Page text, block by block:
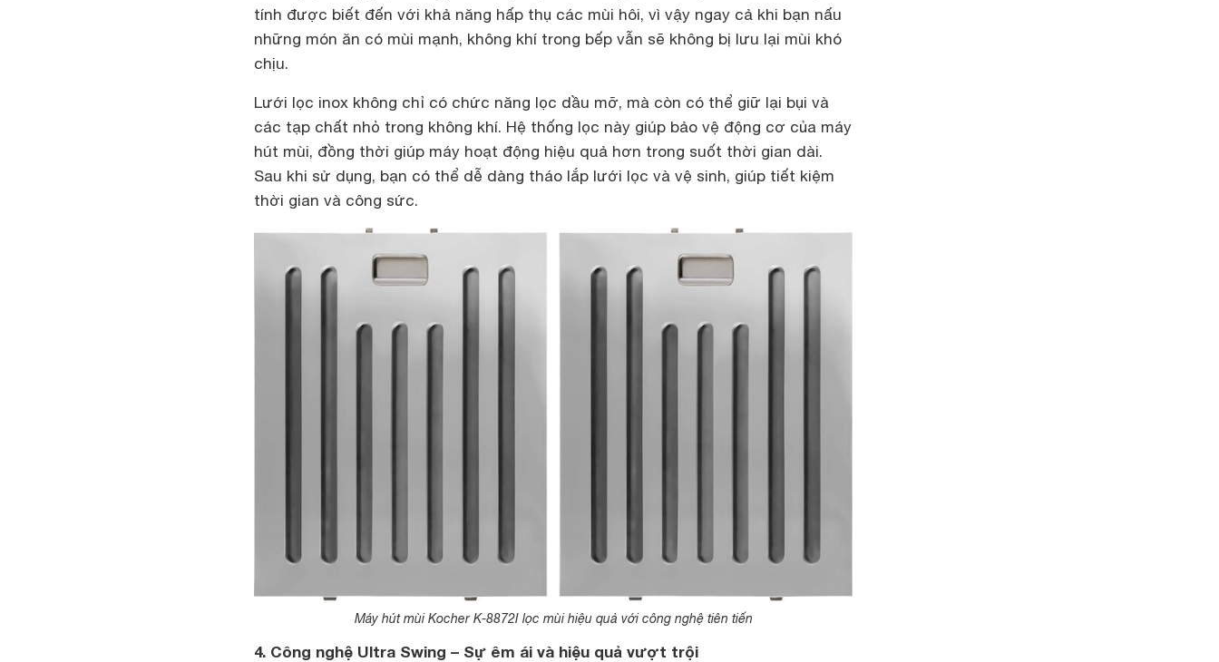
tính được biết đến với khả năng hấp thụ các mùi hôi, vì vậy ngay cả khi bạn nấu
những món ăn có mùi mạnh, không khí trong bếp vẫn sẽ không bị lưu lại mùi khó
chịu.
Lưới lọc inox không chỉ có chức năng lọc dầu mỡ, mà còn có thể giữ lại bụi và
các tạp chất nhỏ trong không khí. Hệ thống lọc này giúp bảo vệ động cơ của máy
hút mùi, đồng thời giúp máy hoạt động hiệu quả hơn trong suốt thời gian dài.
Sau khi sử dụng, bạn có thể dễ dàng tháo lắp lưới lọc và vệ sinh, giúp tiết kiệm
thời gian và công sức.
Máy hút mùi Kocher K-8872I lọc mùi hiệu quả với công nghệ tiên tiến
4. Công nghệ Ultra Swing – Sự êm ái và hiệu quả vượt trội